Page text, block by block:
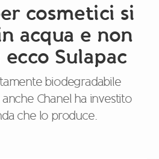
cosmetici si
acqua e non
Sulapac
biodegradabile
Chanel ha investito
che lo produce.